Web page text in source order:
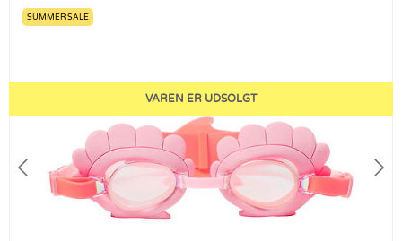
VAREN ER UDSOLGT
SUMMER SALE